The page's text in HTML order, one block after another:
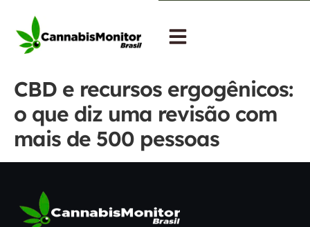
CBD e recursos ergogênicos:
o que diz uma revisão com
mais de 500 pessoas